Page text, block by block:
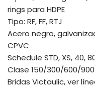
rings para HDPE
Tipo: RF, FF, RTJ
Acero negro,
CPVC
Schedule STD, XS, 40,
Clase 150/300/600/
Bridas Victaulic, ver